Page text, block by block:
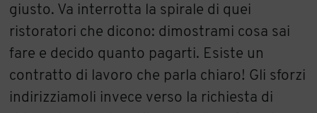
giusto. Va interrotta la spirale di quei
ristoratori che dicono: dimostrami cosa sai
fare e decido quanto pagarti. Esiste un
contratto di lavoro che parla chiaro! Gli sforzi
indirizziamoli invece verso la richiesta di